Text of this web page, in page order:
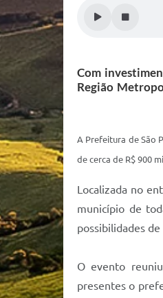
Com
Região
A Prefeitura de São
de cerca de R$ 900
Localizada no
município de
possibilidades
O evento
presentes o